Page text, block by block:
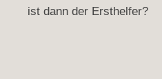
ist dann der Ersthelfer?